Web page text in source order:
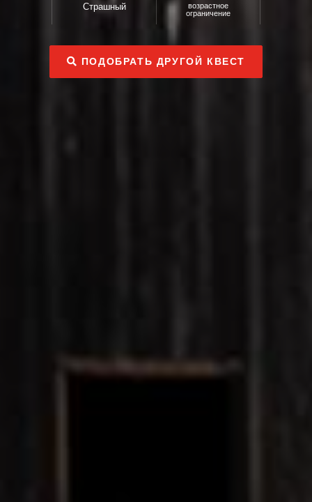
Страшный
возрастное
ограничение
ПОДОБРАТЬ ДРУГОЙ КВЕСТ